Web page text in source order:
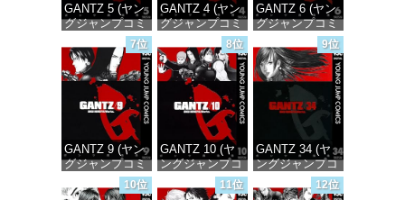
GANTZ 5 (ヤン
グジャンプコミ
ックスDIGITAL)
価格：¥100
GANTZ 4 (ヤン
グジャンプコミ
ックスDIGITAL)
価格：¥100
GANTZ 6 (ヤン
グジャンプコミ
ックスDIGITAL)
価格：¥100
7位
GANTZ 9 (ヤン
グジャンプコミ
ックスDIGITAL)
8位
GANTZ 10 (ヤ
ングジャンプコ
DIGITAL)
9位
GANTZ 34 (ヤ
ングジャンプコ
DIGITAL)
10位 11位 12位